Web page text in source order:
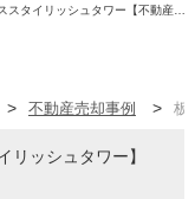
不動産売却事例 板
リッシュタワー